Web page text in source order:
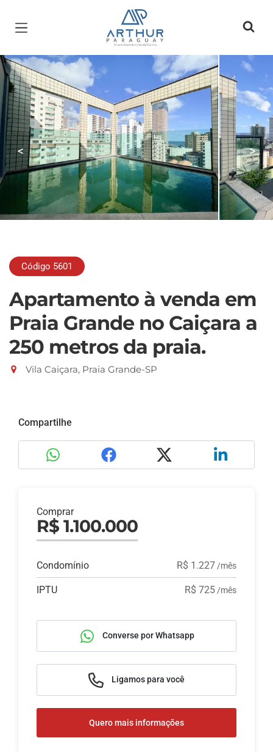
Página inicial
< >
Código 5601
Apartamento à venda em
Praia Grande no Caiçara a
250 metros da praia.
Vila Caiçara, Praia Grande-SP
Compartilhe
Comprar
R$ 1.100.000
Condomínio R$ 1.227 /mês
IPTU R$ 725 /mês
Converse por Whatsapp
Ligamos para você
Quero mais informações